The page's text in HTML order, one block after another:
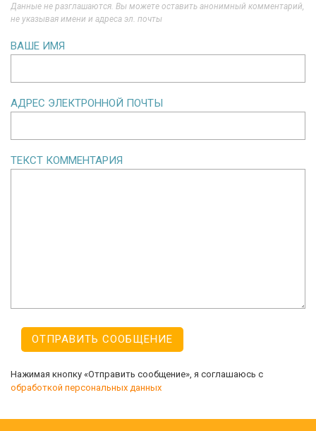
Данные не разглашаются. Вы можете оставить анонимный комментарий,
не указывая имени и адреса эл. почты
ВАШЕ ИМЯ
АДРЕС ЭЛЕКТРОННОЙ ПОЧТЫ
ТЕКСТ КОММЕНТАРИЯ
Нажимая кнопку «Отправить сообщение», я соглашаюсь с
обработкой персональных данных